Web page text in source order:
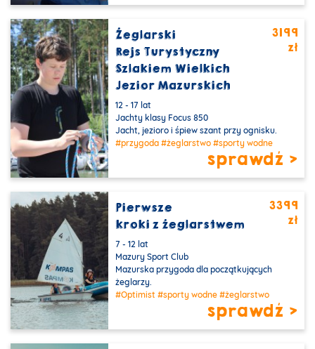
PROMOCJA
Żeglarski
Rejs Turystyczny
Szlakiem Wielkich
Jezior Mazurskich
3199
zł
12 - 17 lat
Jachty klasy Focus 850
Jacht, jezioro i śpiew szant przy ognisku.
#przygoda #żeglarstwo #sporty wodne
sprawdź >
Pierwsze
kroki z żeglarstwem
3399
zł
7 - 12 lat
Mazury Sport Club
Mazurska przygoda dla początkujących
żeglarzy.
#Optimist #sporty wodne #żeglarstwo
sprawdź >